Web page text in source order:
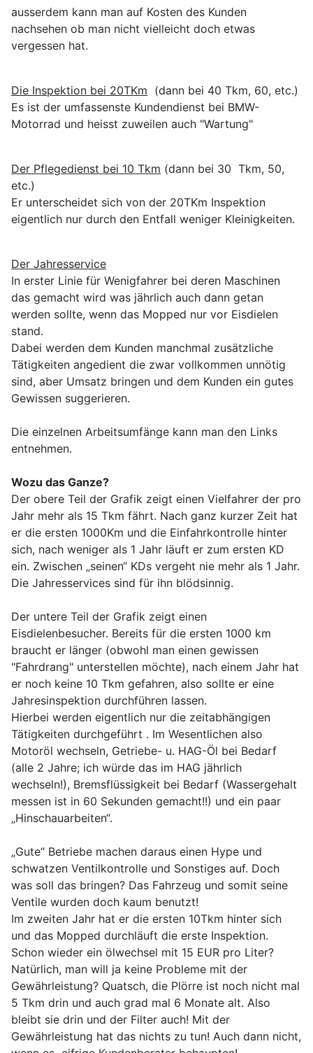
ausserdem kann man auf Kosten des Kunden
nachsehen ob man nicht vielleicht doch etwas
vergessen hat.
Die Inspektion bei 20TKm (dann bei 40 Tkm, 60, etc.)
Es ist der umfassenste Kundendienst bei BMW-
Motorrad und heisst zuweilen auch "Wartung"
Der Pflegedienst bei 10 Tkm (dann bei 30 Tkm, 50,
etc.)
Er unterscheidet sich von der 20TKm Inspektion
eigentlich nur durch den Entfall weniger Kleinigkeiten.
Der Jahresservice
In erster Linie für Wenigfahrer bei deren Maschinen
das gemacht wird was jährlich auch dann getan
werden sollte, wenn das Mopped nur vor Eisdielen
stand.
Dabei werden dem Kunden manchmal zusätzliche
Tätigkeiten angedient die zwar vollkommen unnötig
sind, aber Umsatz bringen und dem Kunden ein gutes
Gewissen suggerieren.
Die einzelnen Arbeitsumfänge kann man den Links
entnehmen.
Wozu das Ganze?
Der obere Teil der Grafik zeigt einen Vielfahrer der pro
Jahr mehr als 15 Tkm fährt. Nach ganz kurzer Zeit hat
er die ersten 1000Km und die Einfahrkontrolle hinter
sich, nach weniger als 1 Jahr läuft er zum ersten KD
ein. Zwischen „seinen“ KDs vergeht nie mehr als 1 Jahr.
Die Jahresservices sind für ihn blödsinnig.
Der untere Teil der Grafik zeigt einen
Eisdielenbesucher. Bereits für die ersten 1000 km
braucht er länger (obwohl man einen gewissen
"Fahrdrang" unterstellen möchte), nach einem Jahr hat
er noch keine 10 Tkm gefahren, also sollte er eine
Jahresinspektion durchführen lassen.
Hierbei werden eigentlich nur die zeitabhängigen
Tätigkeiten durchgeführt . Im Wesentlichen also
Motoröl wechseln, Getriebe- u. HAG-Öl bei Bedarf
(alle 2 Jahre; ich würde das im HAG jährlich
wechseln!), Bremsflüssigkeit bei Bedarf (Wassergehalt
messen ist in 60 Sekunden gemacht!!) und ein paar
„Hinschauarbeiten“.
„Gute“ Betriebe machen daraus einen Hype und
schwatzen Ventilkontrolle und Sonstiges auf. Doch
was soll das bringen? Das Fahrzeug und somit seine
Ventile wurden doch kaum benutzt!
Im zweiten Jahr hat er die ersten 10Tkm hinter sich
und das Mopped durchläuft die erste Inspektion.
Schon wieder ein ölwechsel mit 15 EUR pro Liter?
Natürlich, man will ja keine Probleme mit der
Gewährleistung? Quatsch, die Plörre ist noch nicht mal
5 Tkm drin und auch grad mal 6 Monate alt. Also
bleibt sie drin und der Filter auch! Mit der
Gewährleistung hat das nichts zu tun! Auch dann nicht,